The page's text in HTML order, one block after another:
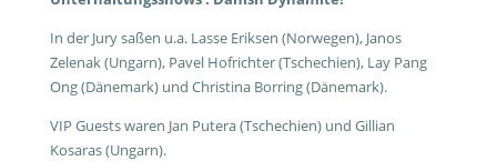
In der Jury saßen u.a. Lasse Eriksen (Norwegen), Janos
Zelenak (Ungarn), Pavel Hofrichter (Tschechien), Lay Pang
Ong (Dänemark) und Christina Borring (Dänemark).
VIP Guests waren Jan Putera (Tschechien) und Gillian
Kosaras (Ungarn).